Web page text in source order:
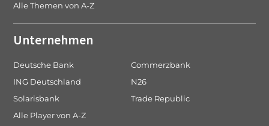
Alle Themen von A-Z
Unternehmen
Deutsche Bank
Commerzbank
ING Deutschland
N26
Solarisbank
Trade Republic
Alle Player von A-Z